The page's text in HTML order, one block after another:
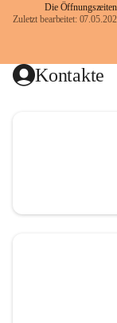
Die
Zuletzt bearbeitet:
Kontakte